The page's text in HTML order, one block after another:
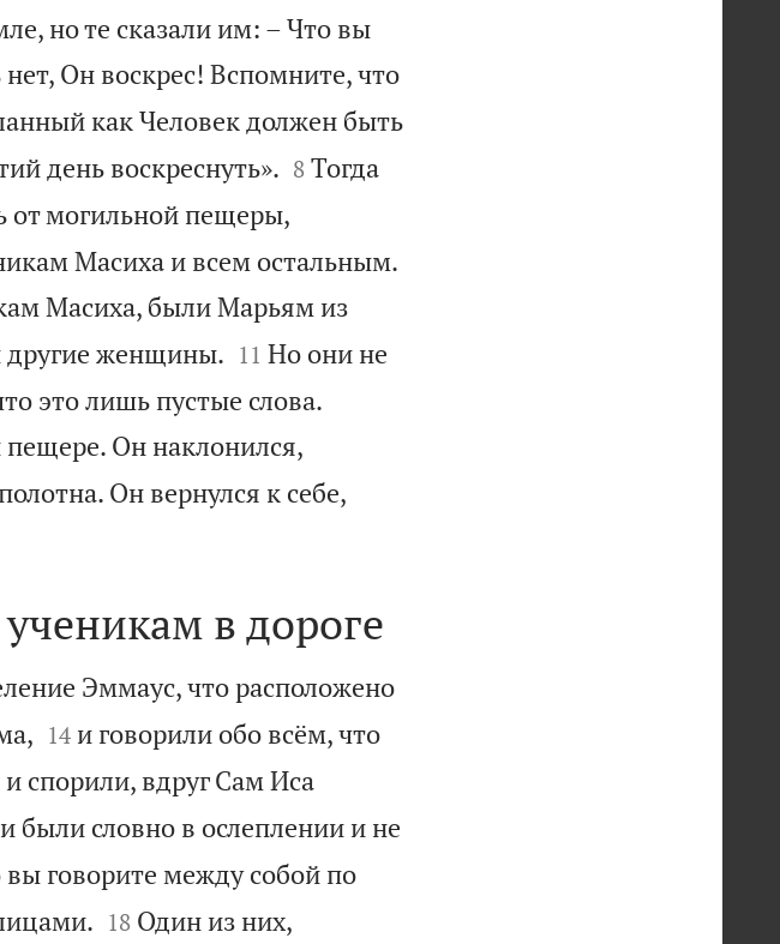
но те сказали им: – Что вы
нет, Он воскрес! Вспомните, что
как Человек должен быть
день воскреснуть».
8 Тогда
от могильной пещеры,
Масиха и всем остальным.
Масиха, были Марьям из
другие женщины.
11 Но они не
это лишь пустые слова.
Он наклонился,
Он вернулся к себе,
в дороге
Эммаус, что расположено


14 и говорили обо всём, что
спорили, вдруг Сам Иса
были словно в ослеплении и не
говорите между собой по

18 Один из них,